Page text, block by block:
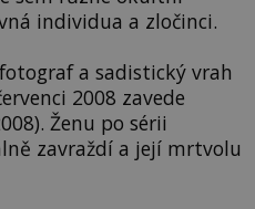
individua a zločinci.
a sadistický vrah
2008 zavede
Ženu po sérii
zavraždí a její mrtvolu